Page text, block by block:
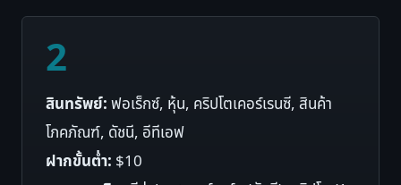
2
สินทรัพย์:ฟอเร็กซ์, หุ้น, คริปโตเคอร์เรนซี, สินค้า
โภคภัณฑ์, ดัชนี, อีทีเอฟ
ฝากขั้นต่ำ: $10